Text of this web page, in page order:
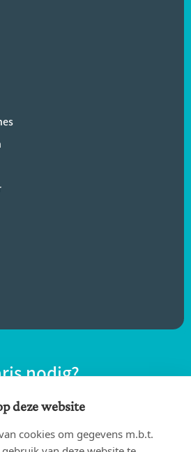
nodig?
een notaris bij jou in de
deze website
cookies om gegevens m.b.t.